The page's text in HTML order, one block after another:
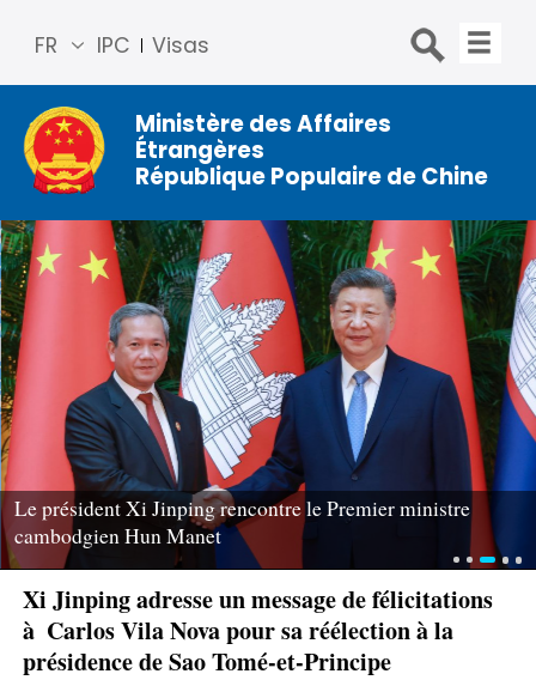
IPC Visas
FR
简体
中文
Engli
sh
Русс
кий
Espa
Ministère des Affaires
Étrangères
République Populaire de Chine
Le président Xi Jinping rencontre le Premier ministre
cambodgien Hun Manet
Xi Jinping adresse un message de félicitations
à Carlos Vila Nova pour sa réélection à la
présidence de Sao Tomé-et-Principe